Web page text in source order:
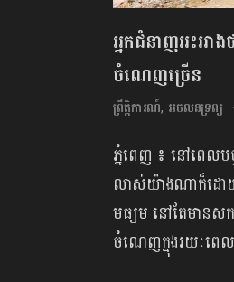
អ្នកជំនាញអះអា
ចំណេញច្រើន
ព្រឹត្តិការណ៍, អចលនទ្រព្យ
ភ្នំពេញ ៖ នៅពេលប
លាស់យ៉ាងណាក៏ដោយ
មធ្យម នៅតែមានស
ចំណេញក្នុងរយៈពេ